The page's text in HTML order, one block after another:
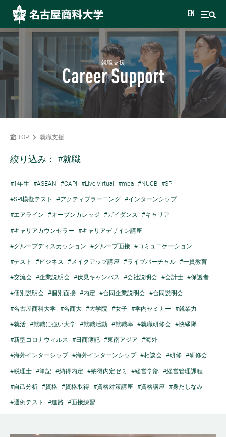
EN
就職支援
Career Support
TOP 就職支援
絞り込み： #就職
#1年生 #ASEAN #CAPI #Live Virtual #mba #NUCB #SPI
#SPI模擬テスト #アクティブラーニング #インターンシップ
#エアライン #オープンカレッジ #ガイダンス #キャリア
#キャリアカウンセラー #キャリアデザイン講座
#グループディスカッション #グループ面接 #コミュニケーション
#テスト #ビジネス #メイクアップ講座 #ライブバーチャル #一貫教育
#交流会 #企業説明会 #伏見キャンパス #会社説明会 #会計士 #保護者
#個別説明会 #個別面接 #内定 #合同企業説明会 #合同説明会
#名古屋商科大学 #名商大 #大学院 #女子 #学内セミナー #就業力
#就活 #就職に強い大学 #就職活動 #就職率 #就職研修会 #快縁隊
#新型コロナウィルス #日商簿記 #東南アジア #海外
#海外インターシップ #海外インターンシップ #相談会 #研修 #研修会
#税理士 #筆記 #納得内定 #納得内定ゼミ #経営学部 #経営管理課程
#自己分析 #資格 #資格取得 #資格対策講座 #資格講座 #身だしなみ
#週例テスト #進路 #面接練習